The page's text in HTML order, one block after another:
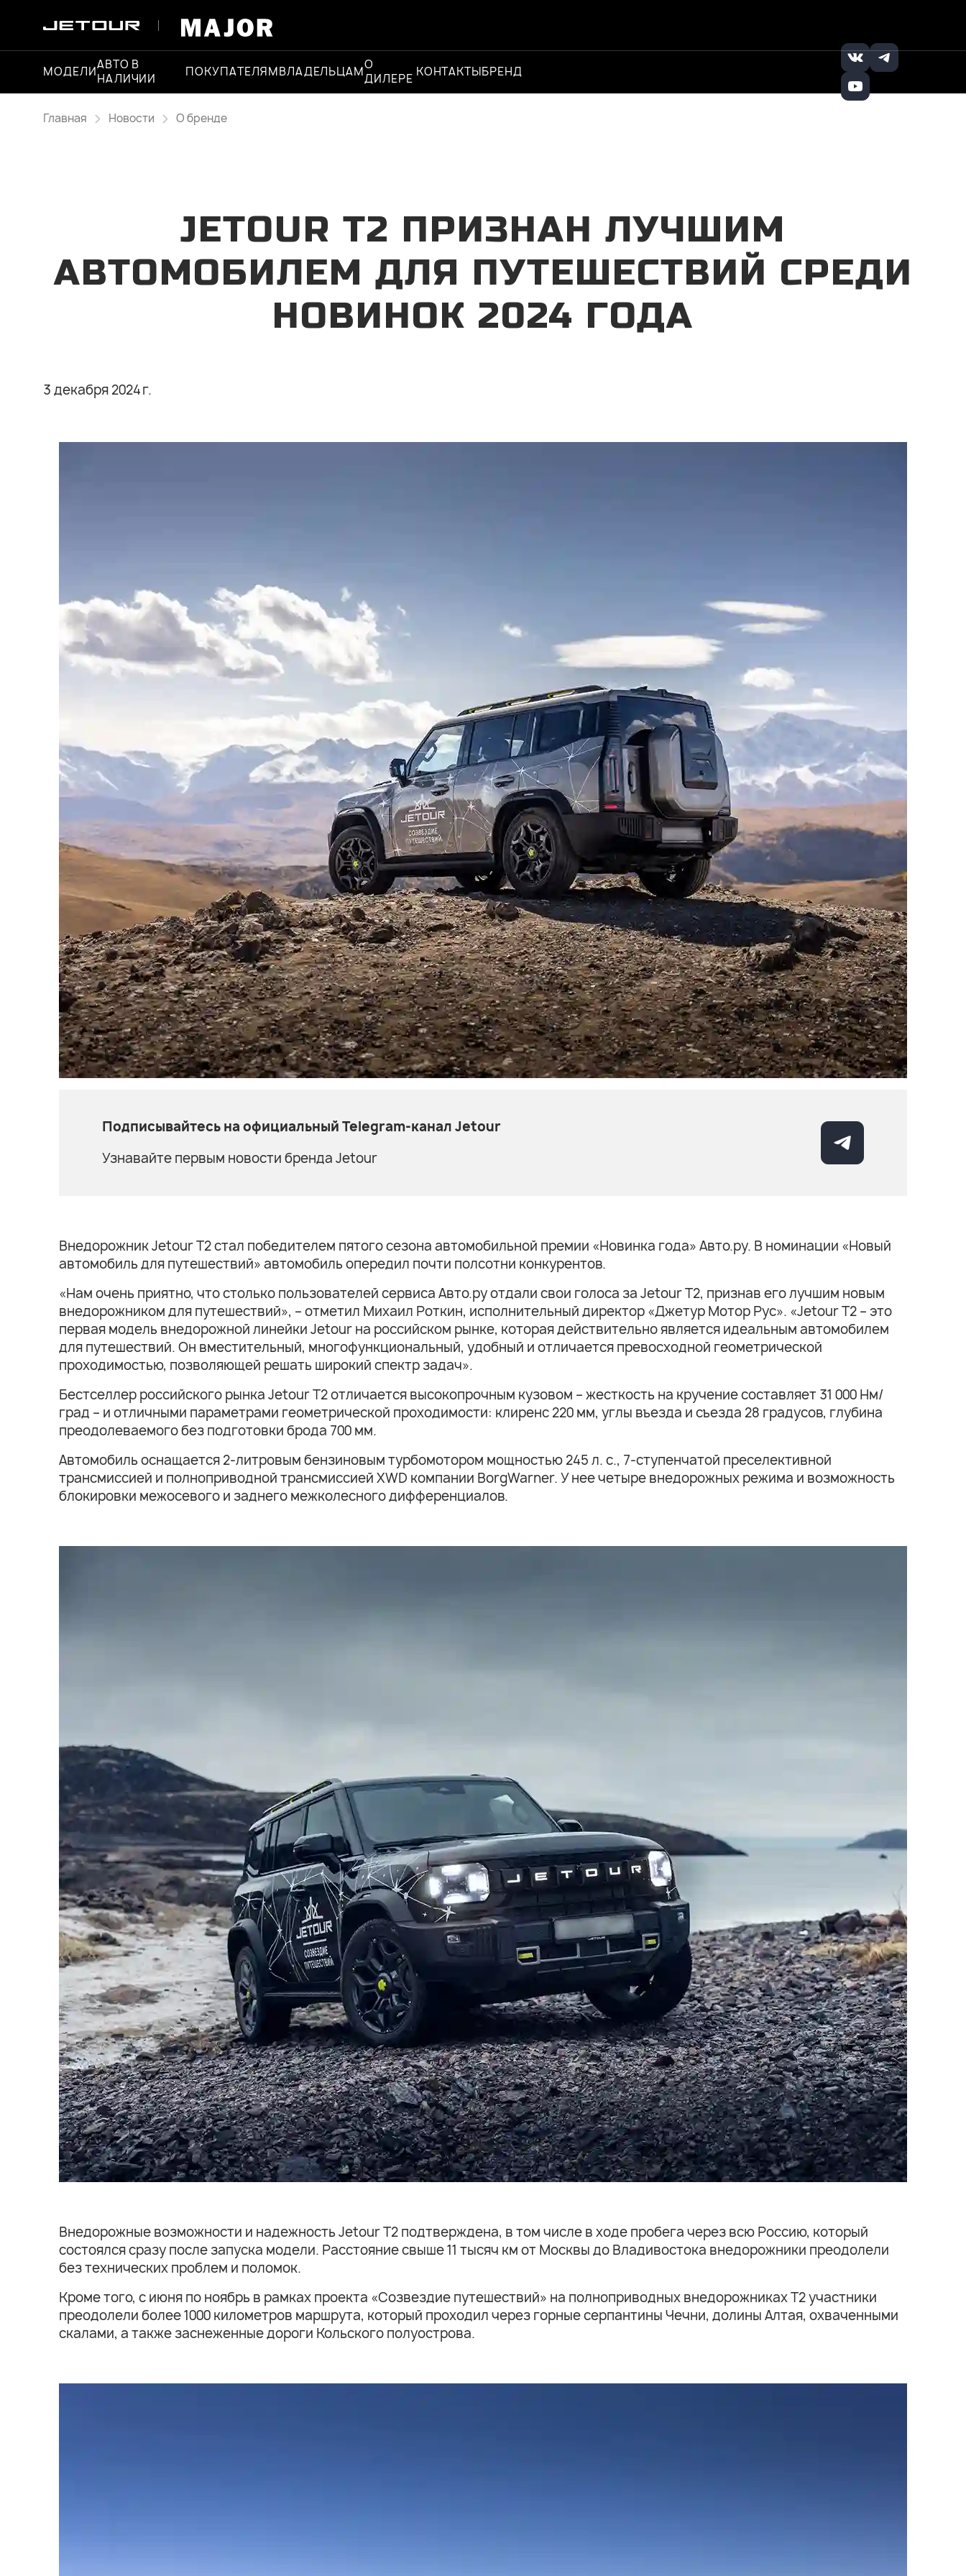
МОДЕЛИАВТО В
НАЛИЧИИ
ПОКУПАТЕЛЯМВЛАДЕЛЬЦАМО
ДИЛЕРЕ КОНТАКТЫБРЕНД
Главная Новости О бренде
JETOUR T2 ПРИЗНАН ЛУЧШИМ
АВТОМОБИЛЕМ ДЛЯ ПУТЕШЕСТВИЙ СРЕДИ
НОВИНОК 2024 ГОДА
3 декабря 2024 г.
Подписывайтесь на официальный Telegram-канал Jetour
Узнавайте первым новости бренда Jetour
Внедорожник Jetour T2 стал победителем пятого сезона автомобильной премии «Новинка года» Авто.ру. В номинации «Новый
автомобиль для путешествий» автомобиль опередил почти полсотни конкурентов.
«Нам очень приятно, что столько пользователей сервиса Авто.ру отдали свои голоса за Jetour Т2, признав его лучшим новым
внедорожником для путешествий», – отметил Михаил Роткин, исполнительный директор «Джетур Мотор Рус». «Jetour T2 – это
первая модель внедорожной линейки Jetour на российском рынке, которая действительно является идеальным автомобилем
для путешествий. Он вместительный, многофункциональный, удобный и отличается превосходной геометрической
проходимостью, позволяющей решать широкий спектр задач».
Бестселлер российского рынка Jetour T2 отличается высокопрочным кузовом – жесткость на кручение составляет 31 000 Нм/
град – и отличными параметрами геометрической проходимости: клиренс 220 мм, углы въезда и съезда 28 градусов, глубина
преодолеваемого без подготовки брода 700 мм.
Автомобиль оснащается 2-литровым бензиновым турбомотором мощностью 245 л. с., 7-ступенчатой преселективной
трансмиссией и полноприводной трансмиссией XWD компании BorgWarner. У нее четыре внедорожных режима и возможность
блокировки межосевого и заднего межколесного дифференциалов.
Внедорожные возможности и надежность Jetour T2 подтверждена, в том числе в ходе пробега через всю Россию, который
состоялся сразу после запуска модели. Расстояние свыше 11 тысяч км от Москвы до Владивостока внедорожники преодолели
без технических проблем и поломок.
Кроме того, с июня по ноябрь в рамках проекта «Созвездие путешествий» на полноприводных внедорожниках Т2 участники
преодолели более 1000 километров маршрута, который проходил через горные серпантины Чечни, долины Алтая, охваченными
скалами, а также заснеженные дороги Кольского полуострова.